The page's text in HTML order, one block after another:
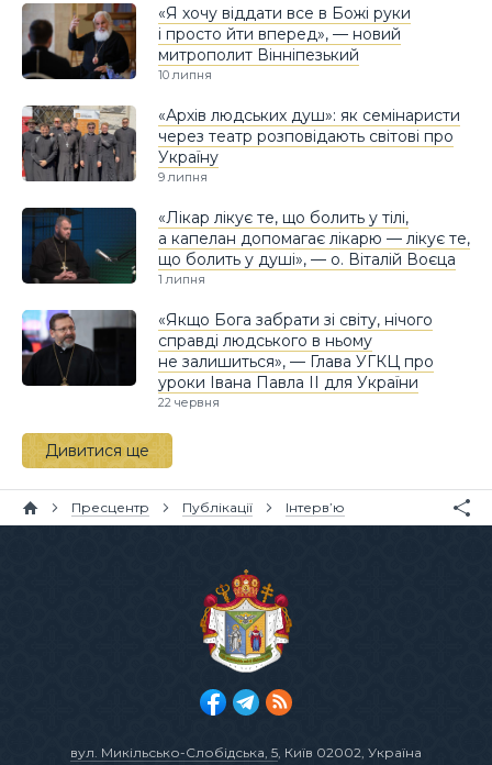
«Я хочу віддати все в Божі руки
і просто йти вперед», — новий
митрополит Вінніпезький
10 липня
«Архів людських душ»: як семінаристи
через театр розповідають світові про
Україну
9 липня
«Лікар лікує те, що болить у тілі,
а капелан допомагає лікарю — лікує те,
що болить у душі», — о. Віталій Воєца
1 липня
«Якщо Бога забрати зі світу, нічого
справді людського в ньому
не залишиться», — Глава УГКЦ про
уроки Івана Павла II для України
22 червня
Дивитися ще
Пресцентр Публікації Інтерв’ю
вул. Микільсько-Слобідська, 5, Київ 02002, Україна